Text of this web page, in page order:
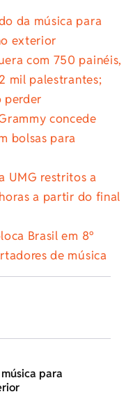
da música para
exterior
com 750 painéis,
mil palestrantes;
perder
concede
bolsas para
UMG restritos a
a partir do final
Brasil em 8º
de música
para